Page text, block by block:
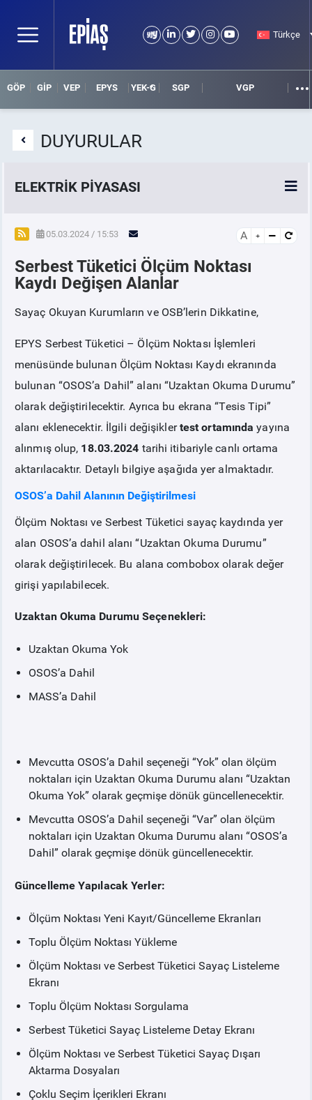
Türkçe
GÖP GİP VEP EPYS YEK-G SGP VGP
DUYURULAR
ELEKTRİK PİYASASI
SPOT ELEKTRİK PİYASALARI
ÖRNEK FİNANS BELGELERİ
VADELİ ELEKTRİK PİYASASI
PİYASAKAYITSÜRECİ
SERBEST TÜKETİCİ
MALİ UZLAŞTIRMA
TEMİNAT
DUYURULAR
BT HİZMET YÖNETİM SİSTEMİ POLİTİKAMIZ
05.03.2024 / 15:53 A
Serbest Tüketici Ölçüm Noktası
Kaydı Değişen Alanlar
Sayaç Okuyan Kurumların ve OSB’lerin Dikkatine,
EPYS Serbest Tüketici – Ölçüm Noktası İşlemleri
menüsünde bulunan Ölçüm Noktası Kaydı ekranında
bulunan “OSOS’a Dahil” alanı “Uzaktan Okuma Durumu”
olarak değiştirilecektir. Ayrıca bu ekrana “Tesis Tipi”
alanı eklenecektir. İlgili değişiklertest ortamında yayına
alınmış olup, 18.03.2024 tarihi itibariyle canlı ortama
aktarılacaktır. Detaylı bilgiye aşağıda yer almaktadır.
OSOS’a Dahil Alanının Değiştirilmesi
Ölçüm Noktası ve Serbest Tüketici sayaç kaydında yer
alan OSOS’a dahil alanı “Uzaktan Okuma Durumu”
olarak değiştirilecek. Bu alana combobox olarak değer
girişi yapılabilecek.
Uzaktan Okuma Durumu Seçenekleri:
Uzaktan Okuma Yok
OSOS’a Dahil
MASS’a Dahil
Mevcutta OSOS’a Dahil seçeneği “Yok” olan ölçüm
noktaları için Uzaktan Okuma Durumu alanı “Uzaktan
Okuma Yok” olarak geçmişe dönük güncellenecektir.
Mevcutta OSOS’a Dahil seçeneği “Var” olan ölçüm
noktaları için Uzaktan Okuma Durumu alanı “OSOS’a
Dahil” olarak geçmişe dönük güncellenecektir.
Güncelleme Yapılacak Yerler:
Ölçüm Noktası Yeni Kayıt/Güncelleme Ekranları
Toplu Ölçüm Noktası Yükleme
Ölçüm Noktası ve Serbest Tüketici Sayaç Listeleme
Ekranı
Toplu Ölçüm Noktası Sorgulama
Serbest Tüketici Sayaç Listeleme Detay Ekranı
Ölçüm Noktası ve Serbest Tüketici Sayaç Dışarı
Aktarma Dosyaları
Çoklu Seçim İçerikleri Ekranı